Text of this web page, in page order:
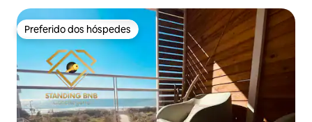
Preferido dos hóspedes
Preferido dos hóspedes